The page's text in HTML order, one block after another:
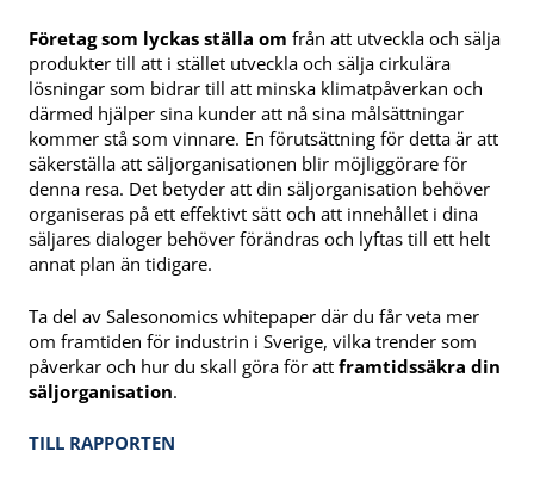
Företag som lyckas ställa om från att utveckla och sälja
produkter till att i stället utveckla och sälja cirkulära
lösningar som bidrar till att minska klimatpåverkan och
därmed hjälper sina kunder att nå sina målsättningar
kommer stå som vinnare. En förutsättning för detta är att
säkerställa att säljorganisationen blir möjliggörare för
denna resa. Det betyder att din säljorganisation behöver
organiseras på ett effektivt sätt och att innehållet i dina
säljares dialoger behöver förändras och lyftas till ett helt
annat plan än tidigare.
Ta del av Salesonomics whitepaper där du får veta mer
om framtiden för industrin i Sverige, vilka trender som
påverkar och hur du skall göra för att framtidssäkra din
säljorganisation.
TILL RAPPORTEN